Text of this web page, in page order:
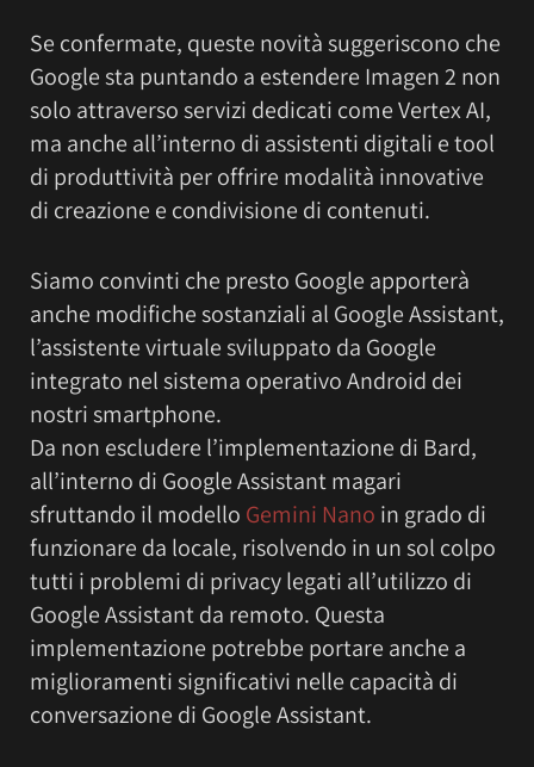
Se confermate, queste novità suggeriscono che
Google sta puntando a estendere Imagen 2 non
solo attraverso servizi dedicati come Vertex AI,
ma anche all’interno di assistenti digitali e tool
di produttività per offrire modalità innovative
di creazione e condivisione di contenuti.
Siamo convinti che presto Google apporterà
anche modifiche sostanziali al Google Assistant,
l’assistente virtuale sviluppato da Google
integrato nel sistema operativo Android dei
nostri smartphone.
Da non escludere l’implementazione di Bard,
all’interno di Google Assistant magari
sfruttando il modello Gemini Nano in grado di
funzionare da locale, risolvendo in un sol colpo
tutti i problemi di privacy legati all’utilizzo di
Google Assistant da remoto. Questa
implementazione potrebbe portare anche a
miglioramenti significativi nelle capacità di
conversazione di Google Assistant.